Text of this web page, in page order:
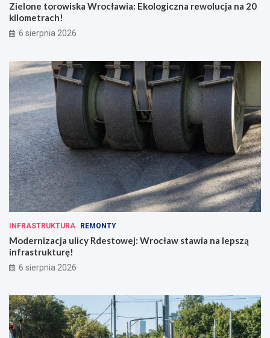
Zielone torowiska Wrocławia: Ekologiczna rewolucja na 20
kilometrach!
6 sierpnia 2026
INFRASTRUKTURA REMONTY
Modernizacja ulicy Rdestowej: Wrocław stawia na lepszą
infrastrukturę!
6 sierpnia 2026